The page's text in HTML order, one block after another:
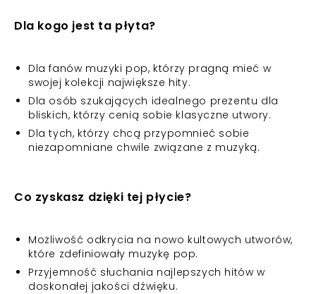
Dla kogo jest ta płyta?
Dla fanów muzyki pop, którzy pragną mieć w
swojej kolekcji największe hity.
Dla osób szukających idealnego prezentu dla
bliskich, którzy cenią sobie klasyczne utwory.
Dla tych, którzy chcą przypomnieć sobie
niezapomniane chwile związane z muzyką.
Co zyskasz dzięki tej płycie?
Możliwość odkrycia na nowo kultowych utworów,
które zdefiniowały muzykę pop.
Przyjemność słuchania najlepszych hitów w
doskonałej jakości dźwięku.